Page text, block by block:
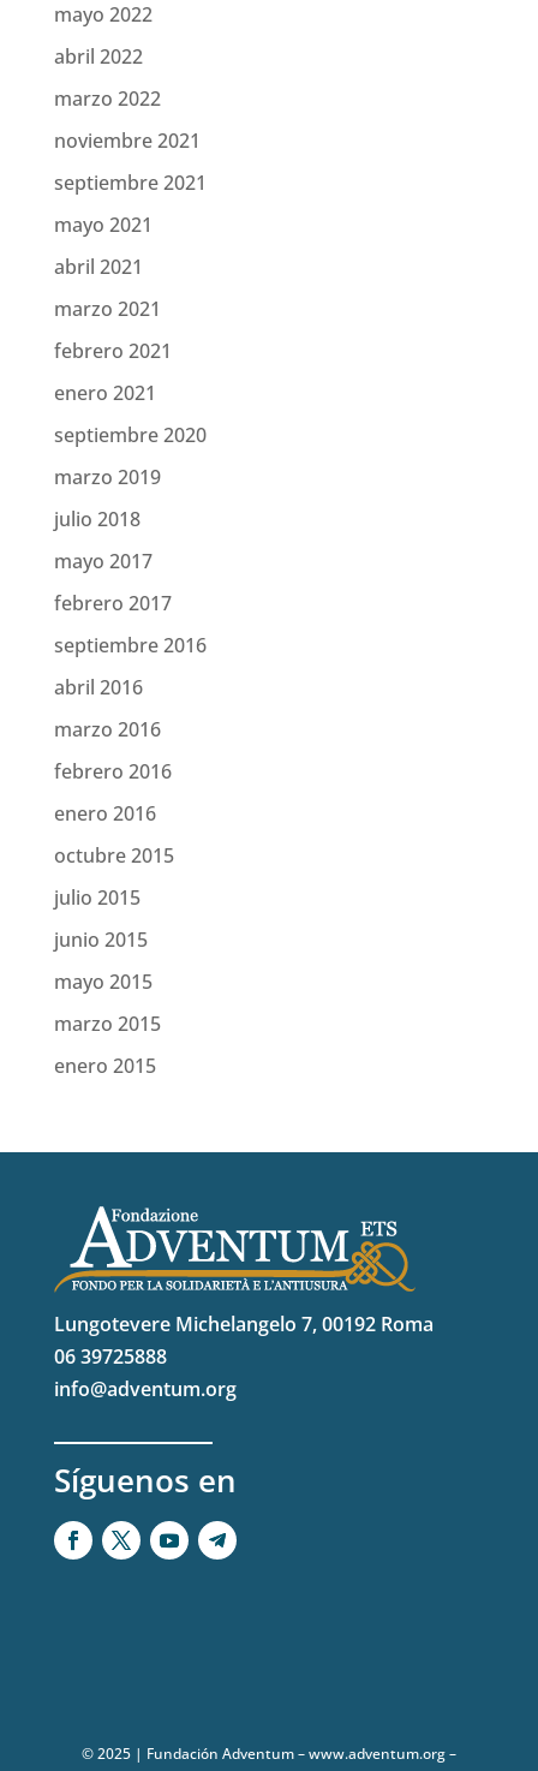
mayo 2022
abril 2022
marzo 2022
noviembre 2021
septiembre 2021
mayo 2021
abril 2021
marzo 2021
febrero 2021
enero 2021
septiembre 2020
marzo 2019
julio 2018
mayo 2017
febrero 2017
septiembre 2016
abril 2016
marzo 2016
febrero 2016
enero 2016
octubre 2015
julio 2015
junio 2015
mayo 2015
marzo 2015
enero 2015
Lungotevere Michelangelo 7, 00192 Roma
06 39725888
info@adventum.org
Síguenos en
© 2025 | Fundación Adventum – www.adventum.org –